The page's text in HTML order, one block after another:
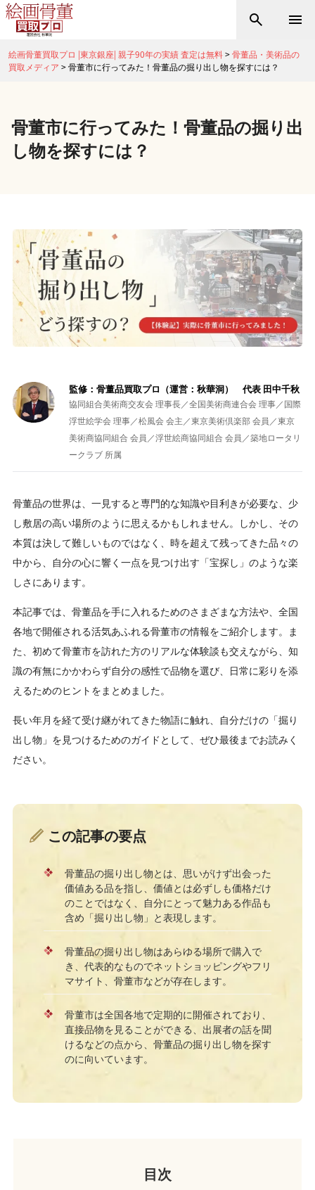
絵画骨董買取プロ |東京銀座| 親子90年の実績 査定は無料>骨董品・美術品の
買取メディア >骨董市に行ってみた！骨董品の掘り出し物を探すには？
骨董市に行ってみた！骨董品の掘り出
し物を探すには？
監修：骨董品買取プロ（運営：秋華洞） 代表 田中千秋
協同組合美術商交友会 理事長／全国美術商連合会 理事／国際
浮世絵学会 理事／松風会 会主／東京美術倶楽部 会員／東京
美術商協同組合 会員／浮世絵商協同組合 会員／築地ロータリ
ークラブ 所属
骨董品の世界は、一見すると専門的な知識や目利きが必要な、少
し敷居の高い場所のように思えるかもしれません。しかし、その
本質は決して難しいものではなく、時を超えて残ってきた品々の
中から、自分の心に響く一点を見つけ出す「宝探し」のような楽
しさにあります。
本記事では、骨董品を手に入れるためのさまざまな方法や、全国
各地で開催される活気あふれる骨董市の情報をご紹介します。ま
た、初めて骨董市を訪れた方のリアルな体験談も交えながら、知
識の有無にかかわらず自分の感性で品物を選び、日常に彩りを添
えるためのヒントをまとめました。
長い年月を経て受け継がれてきた物語に触れ、自分だけの「掘り
出し物」を見つけるためのガイドとして、ぜひ最後までお読みく
ださい。
この記事の要点
骨董品の掘り出し物とは、思いがけず出会った
価値ある品を指し、価値とは必ずしも価格だけ
のことではなく、自分にとって魅力ある作品も
含め「掘り出し物」と表現します。
骨董品の掘り出し物はあらゆる場所で購入で
き、代表的なものでネットショッピングやフリ
マサイト、骨董市などが存在します。
骨董市は全国各地で定期的に開催されており、
直接品物を見ることができる、出展者の話を聞
けるなどの点から、骨董品の掘り出し物を探す
のに向いています。
目次